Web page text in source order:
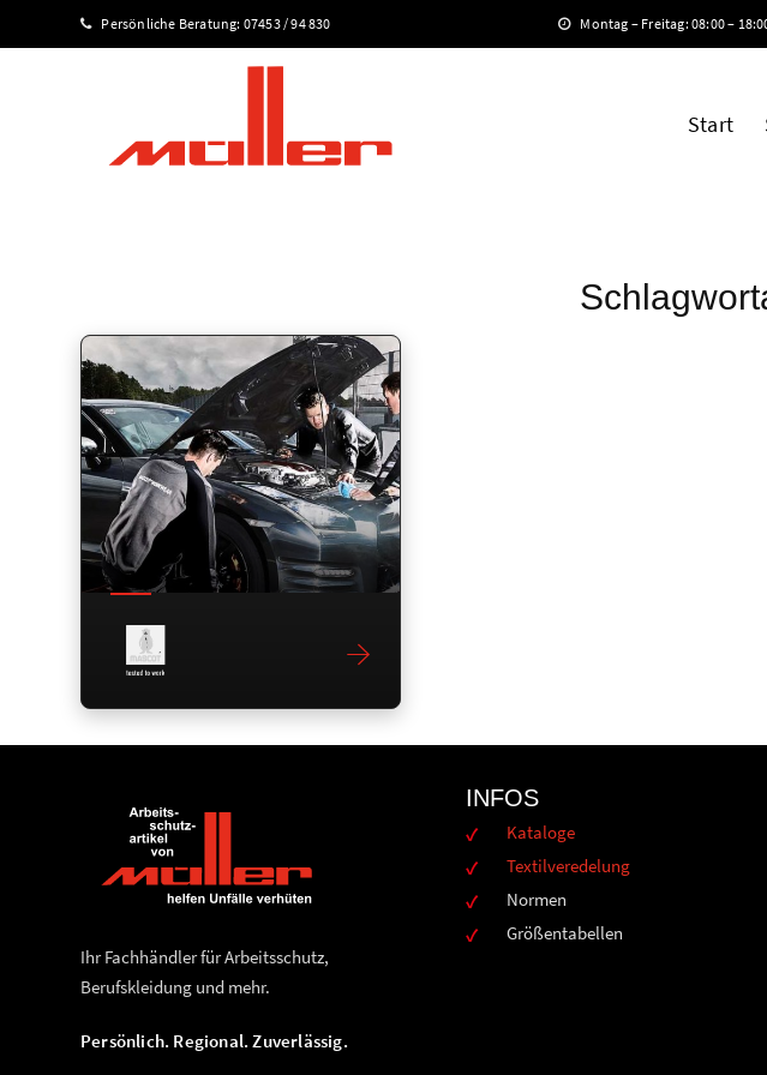
Persönliche Beratung: 07453 / 94 830 Montag – Freitag: 08:00 –
Start
Ihr Fachhändler für Arbeitsschutz,
Berufskleidung und mehr.
Persönlich. Regional. Zuverlässig.
INFOS
Kataloge
Textilveredelung
Normen
Größentabellen